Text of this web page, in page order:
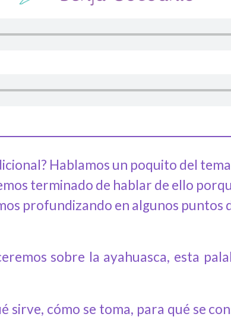
Hablamos un poquito del
terminado de hablar de ello
profundizando en algunos puntos
sobre la ayahuasca, esta
sirve, cómo se toma, para qué se